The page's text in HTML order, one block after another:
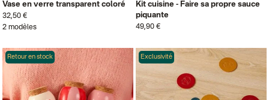
Vase en verre transparent coloré
32,50 €
2 modèles
Kit cuisine - Faire sa propre sauce
piquante
49,90 €
Retour en stock Exclusivité